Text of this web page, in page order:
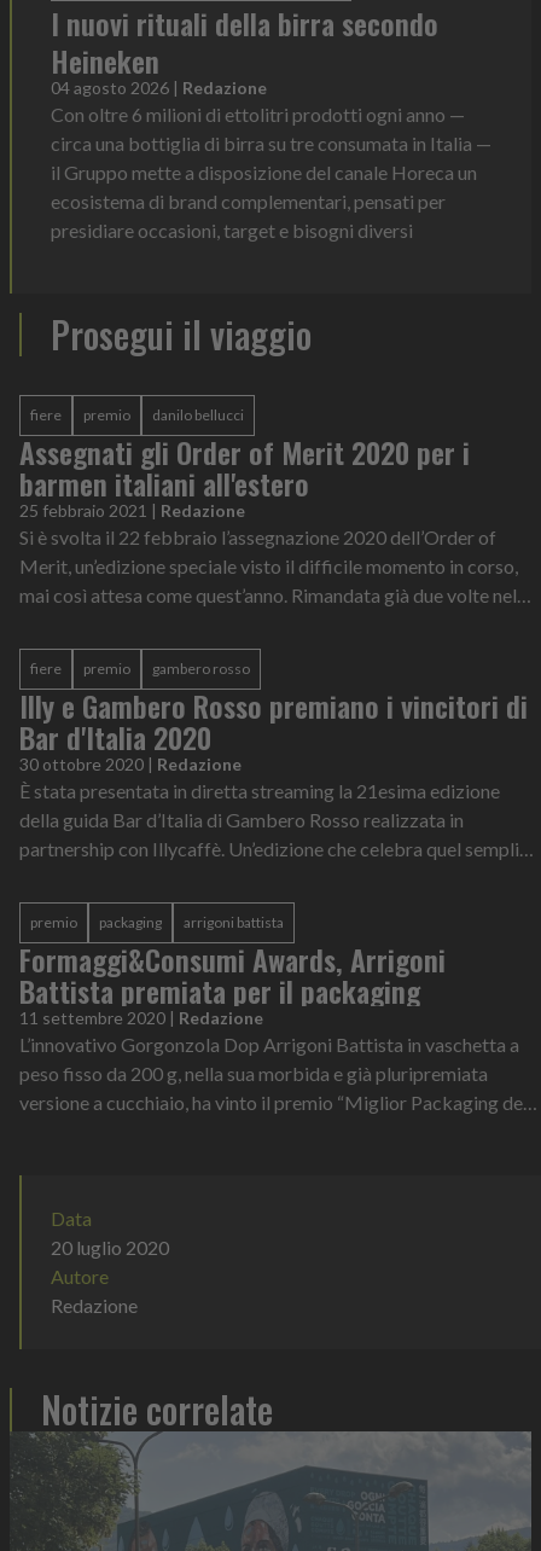
I nuovi rituali della birra secondo
Heineken
04 agosto 2026 | Redazione
Con oltre 6 milioni di ettolitri prodotti ogni anno —
circa una bottiglia di birra su tre consumata in Italia —
il Gruppo mette a disposizione del canale Horeca un
ecosistema di brand complementari, pensati per
presidiare occasioni, target e bisogni diversi
Prosegui il viaggio
fiere premio danilo bellucci
Assegnati gli Order of Merit 2020 per i
barmen italiani all'estero
25 febbraio 2021 | Redazione
Si è svolta il 22 febbraio l’assegnazione 2020 dell’Order of
Merit, un’edizione speciale visto il difficile momento in corso,
mai così attesa come quest’anno. Rimandata già due volte nel
fiere premio gambero rosso
Illy e Gambero Rosso premiano i vincitori di
Bar d'Italia 2020
30 ottobre 2020 | Redazione
È stata presentata in diretta streaming la 21esima edizione
della guida Bar d’Italia di Gambero Rosso realizzata in
partnership con Illycaffè. Un’edizione che celebra quel semplice
premio packaging arrigoni battista
Formaggi&Consumi Awards, Arrigoni
Battista premiata per il packaging
11 settembre 2020 | Redazione
L’innovativo Gorgonzola Dop Arrigoni Battista in vaschetta a
peso fisso da 200 g, nella sua morbida e già pluripremiata
versione a cucchiaio, ha vinto il premio “Miglior Packaging del
Data
20 luglio 2020
Autore
Redazione
Notizie correlate